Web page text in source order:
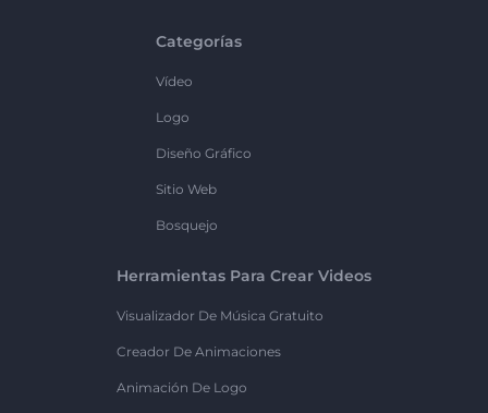
Categorías
Vídeo
Logo
Diseño Gráfico
Sitio Web
Bosquejo
Herramientas Para Crear Videos
Visualizador De Música Gratuito
Creador De Animaciones
Animación De Logo